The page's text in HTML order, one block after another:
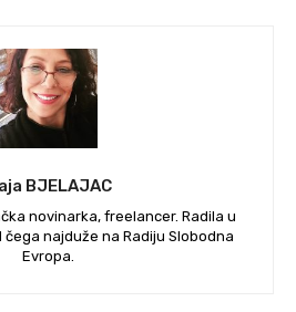
BJELAJAC
novinarka, freelancer. Radila u
čega najduže na Radiju Slobodna
Evropa.